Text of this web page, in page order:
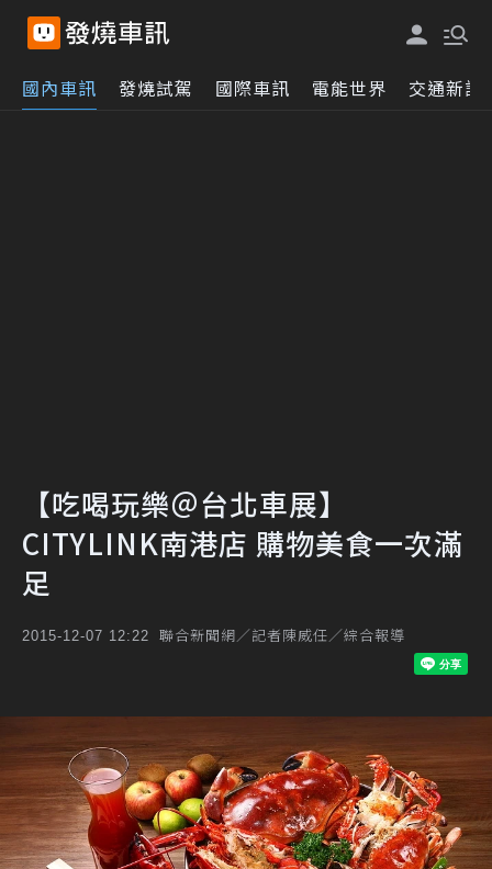
國內車訊 發燒試駕 國際車訊 電能世界 交通新訊
【吃喝玩樂＠台北車展】
CITYLINK南港店 購物美食一次滿
足
2015-12-07 12:22 聯合新聞網／記者陳威任／綜合報導